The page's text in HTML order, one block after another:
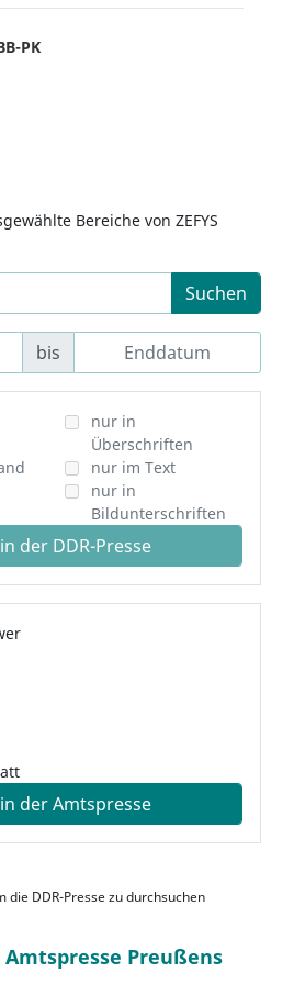
PK
Bereiche von ZEFYS
Suchen
bis
nur in
Überschriften
nur im Text
nur in
Bildunterschriften
der DDR-Presse
der Amtspresse
die DDR-Presse zu durchsuchen
Preußens